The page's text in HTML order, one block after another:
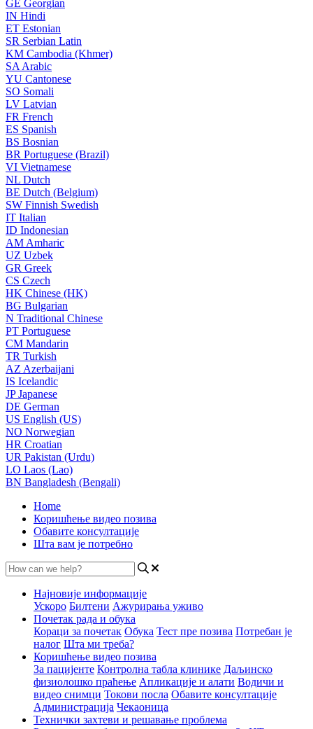
GE Georgian
IN Hindi
ET Estonian
SR Serbian Latin
KM Cambodia (Khmer)
SA Arabic
YU Cantonese
SO Somali
LV Latvian
FR French
ES Spanish
BS Bosnian
BR Portuguese (Brazil)
VI Vietnamese
NL Dutch
BE Dutch (Belgium)
SW Finnish Swedish
IT Italian
ID Indonesian
AM Amharic
UZ Uzbek
GR Greek
CS Czech
HK Chinese (HK)
BG Bulgarian
N Traditional Chinese
PT Portuguese
CM Mandarin
TR Turkish
AZ Azerbaijani
IS Icelandic
JPJapanese
DE German
US English (US)
NO Norwegian
HR Croatian
UR Pakistan (Urdu)
LO Laos (Lao)
BN Bangladesh (Bengali)
Home
Коришћење видео позива
Обавите консултације
Шта вам је потребно
Најновије информације
Ускоро Билтени Ажурирања уживо
Почетак рада и обука
Кораци за почетак Обука Тест пре позива Потребан је
налог Шта ми треба?
Коришћење видео позива
За пацијенте Контролна табла клинике Даљинско
физиолошко праћење Апликације и алати Водичи и
видео снимци Токови посла Обавите консултације
Администрација Чекаоница
Технички захтеви и решавање проблема